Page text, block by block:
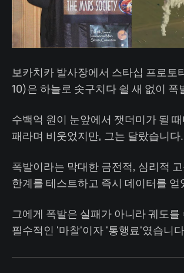
보카치카 발사장에서 스타십 프로토
10)은 하늘로 솟구치다 쉴 새 없이 폭
수백억 원이 눈앞에서 잿더미가 될
패라며 비웃었지만, 그는 달랐습니다.
폭발이라는 막대한 금전적, 심리적
한계를 테스트하고 즉시 데이터를 얻
그에게 폭발은 실패가 아니라 궤도
필수적인 '마찰'이자 '통행료'였습니